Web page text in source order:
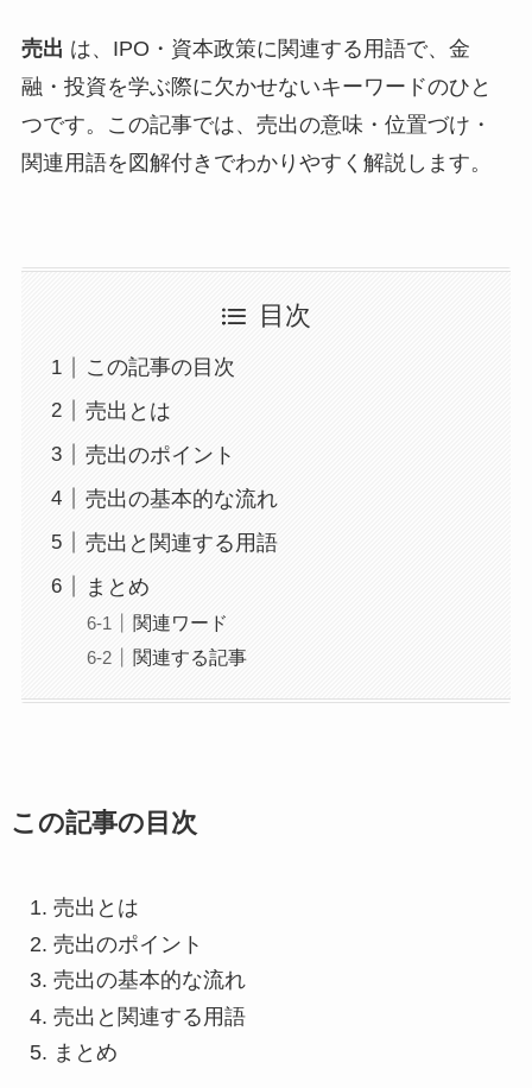
売出 は、IPO・資本政策に関連する用語で、金
融・投資を学ぶ際に欠かせないキーワードのひと
つです。この記事では、売出の意味・位置づけ・
関連用語を図解付きでわかりやすく解説します。
目次
この記事の目次
売出とは
売出のポイント
売出の基本的な流れ
売出と関連する用語
まとめ
関連ワード
関連する記事
この記事の目次
売出とは
売出のポイント
売出の基本的な流れ
売出と関連する用語
まとめ